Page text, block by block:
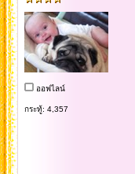
ออฟไลน์
กระทู้: 4,357